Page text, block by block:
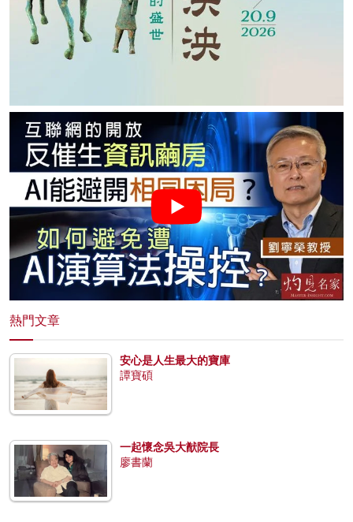
熱門文章
安心是人生最大的寶庫
譚寶碩
一起懷念吳大猷院長
廖書蘭